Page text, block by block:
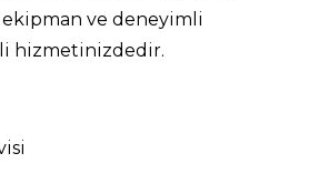
ve deneyimli
hizmetinizdedir.